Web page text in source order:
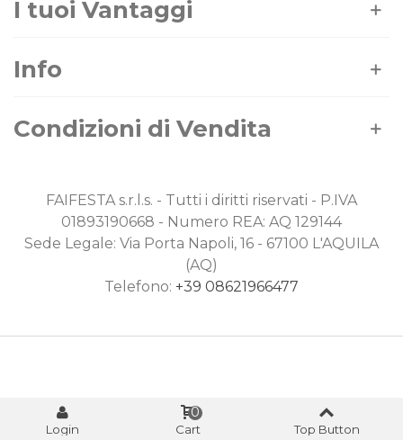
I tuoi Vantaggi
Info
Condizioni di Vendita
FAIFESTA s.r.l.s. - Tutti i diritti riservati - P.IVA
01893190668 - Numero REA: AQ 129144
Sede Legale: Via Porta Napoli, 16 - 67100 L'AQUILA
(AQ)
Telefono: +39 08621966477
Login Cart
0
Top Button